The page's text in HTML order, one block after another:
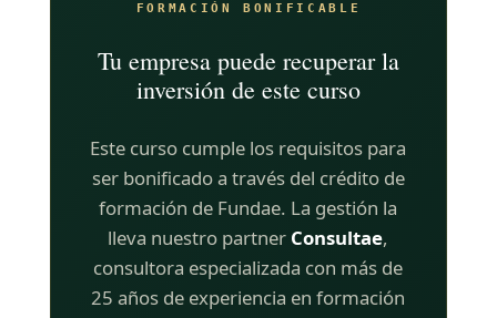
FORMACIÓN BONIFICABLE
Tu empresa puede recuperar la
inversión de este curso
Este curso cumple los requisitos para
ser bonificado a través del crédito de
formación de Fundae. La gestión la
lleva nuestro partner Consultae,
consultora especializada con más de
25 años de experiencia en formación